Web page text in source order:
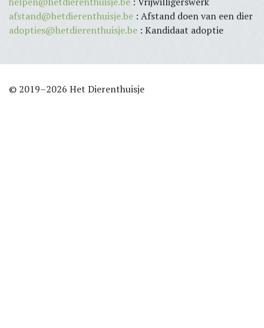
afstand@hetdierenthuisje.be : Afstand doen van een dier
adopties@hetdierenthuisje.be : Kandidaat adoptie
© 2019–2026 Het Dierenthuisje